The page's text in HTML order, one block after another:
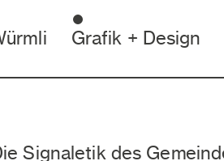
Grafik + Design
Signaletik des